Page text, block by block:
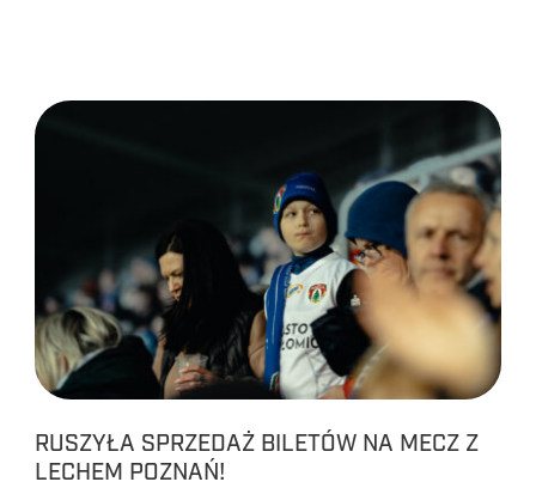
RUSZYŁA SPRZEDAŻ BILETÓW NA MECZ Z
LECHEM POZNAŃ!